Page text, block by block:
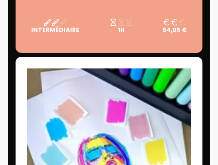
INTERMÉDIAIRE 1H 54,05 €